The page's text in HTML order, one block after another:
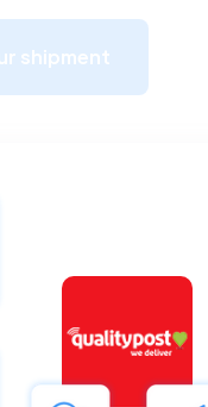
shipment